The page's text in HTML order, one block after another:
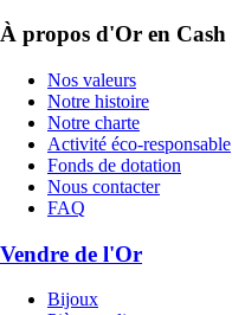
À propos d'Or en Cash
Nos valeurs
Notre histoire
Notre charte
Activité éco-responsable
Fonds de dotation
Nous contacter
FAQ
Vendre de l'Or
Bijoux